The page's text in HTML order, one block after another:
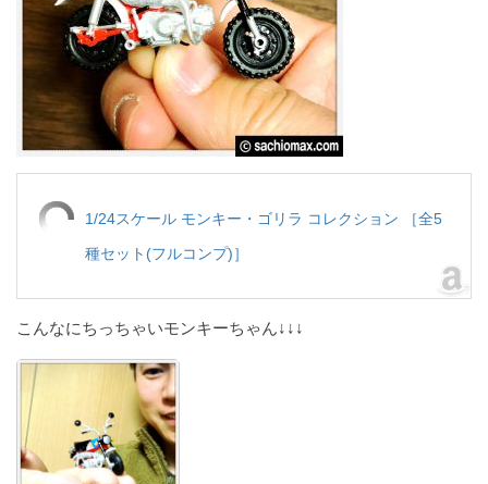
1/24スケール モンキー・ゴリラ コレクション ［全5
種セット(フルコンプ)］
こんなにちっちゃいモンキーちゃん↓↓↓